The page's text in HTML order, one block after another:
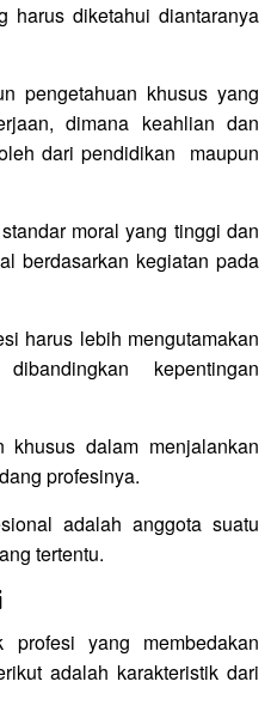
harus diketahui diantaranya
pengetahuan khusus yang
dimana keahlian dan
dari pendidikan maupun
moral yang tinggi dan
berdasarkan kegiatan pada
harus lebih mengutamakan
kepentingan
dalam menjalankan
profesinya.
adalah anggota suatu
tertentu.
profesi yang membedakan
adalah karakteristik dari